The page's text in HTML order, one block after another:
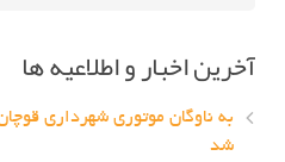
آخرین اخبار و اطلاعیه ها
به ناوگان موتوری شهرداری
شد